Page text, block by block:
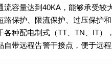
流容量达到40KA，能够承受较
路保护、限流保护、过压保护
各种配电制式（TT、TN、IT）
自带远程告警干接点，便于远